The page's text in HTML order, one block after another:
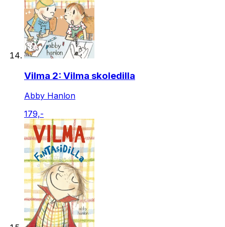
Vilma 2: Vilma skoledilla
Abby Hanlon
179,-